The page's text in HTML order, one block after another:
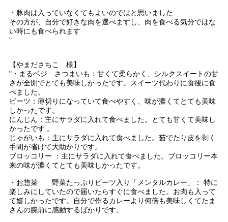
・豚肉は入っていなくてもよいのではと思いました
その方が、自分で好きな肉を選べますし、肉を食べる気分ではな
い時にも食べられます
"
【やまださちこ 様】
"・まるベジ さつまいも：甘くて柔らかく、シルクスイートの甘
さが全開でとても美味しかったです。スイーツ代わりに食後に食
べました。
ビーツ：薄切りになっていて食べやすく、味が濃くてとても美味
しかったです。
にんじん：主にサラダに入れて食べました。とても甘くて美味し
かったです 。
じゃがいも：主にサラダに入れて食べました。茹でたり皮を剥く
手間が省けて大助かりです。
ブロッコリー ：主にサラダに入れて食べました。ブロッコリー本
来の味が濃くてとても美味しかったです。
・お惣菜 野菜たっぷりビーツ入り「メンタルカレー」： 特に
楽しみにしていたので届いたらすぐに食べました。お肉も入って
て嬉しかったです。自分で作るカレーより何倍も美味しくてたま
さんの腕前に感動するばかりです。